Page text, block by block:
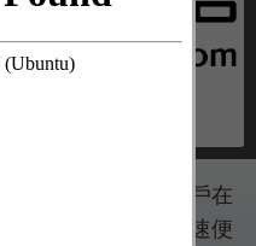
信代扣服務，讓客戶在
用服務時，能以快速便